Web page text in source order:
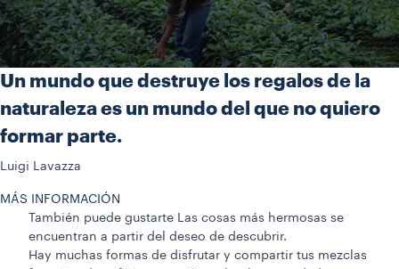
Un mundo que destruye los regalos de la
naturaleza es un mundo del que no quiero
formar parte.
Luigi Lavazza
MÁS INFORMACIÓN
También puede gustarte Las cosas más hermosas se
encuentran a partir del deseo de descubrir.
Hay muchas formas de disfrutar y compartir tus mezclas